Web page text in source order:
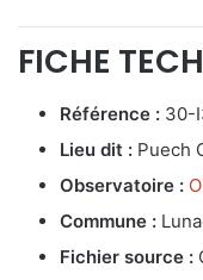
FICHE
Référence : 30-
Lieu dit : Puech
Observatoire :
Commune :
Fichier source :